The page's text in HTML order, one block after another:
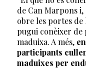
de Can Marpons
obre les portes de
pugui conèixer de
maduixa. A més,
participants
maduixes per